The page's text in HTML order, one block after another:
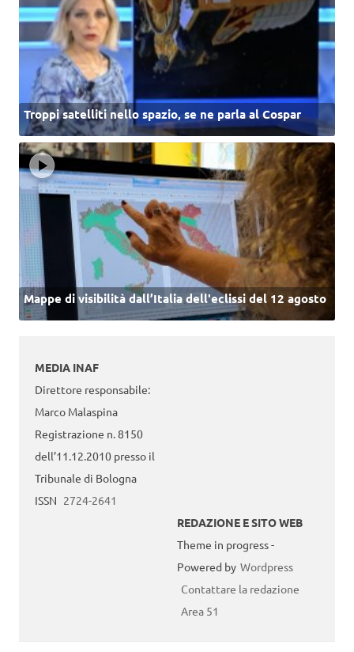
Troppi satelliti nello spazio, se ne parla al Cospar
Mappe di visibilità dall’Italia dell'eclissi del 12 agosto
MEDIA INAF
Direttore responsabile:
Marco Malaspina
Registrazione n. 8150
dell’11.12.2010 presso il
Tribunale di Bologna
ISSN 2724-2641
REDAZIONE E SITO WEB
Theme in progress -
Powered by Wordpress
Contattare la redazione
Area 51